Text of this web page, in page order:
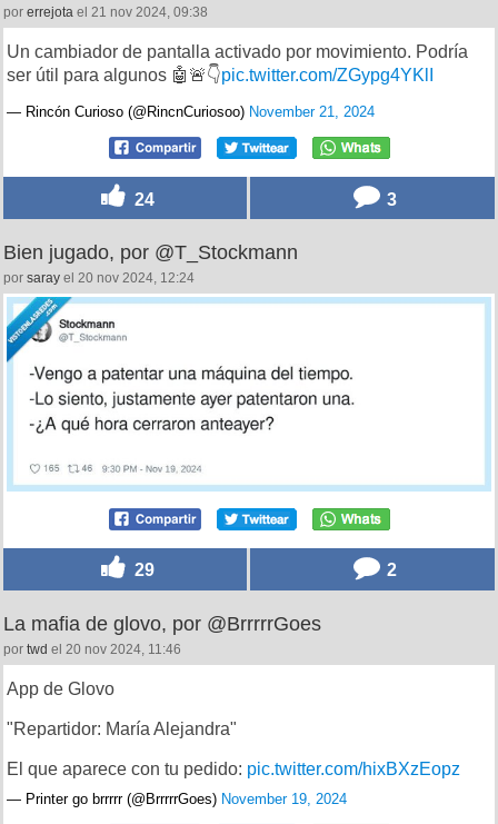
por errejota el 21 nov 2024, 09:38
Un cambiador de pantalla activado por movimiento. Podría
ser útil para algunos 🤖🚨👇pic.twitter.com/ZGypg4YKlI
— Rincón Curioso (@RincnCuriosoo) November 21, 2024
24 3
Bien jugado, por @T_Stockmann
por saray el 20 nov 2024, 12:24
29 2
La mafia de glovo, por @BrrrrrGoes
por twd el 20 nov 2024, 11:46
App de Glovo
"Repartidor: María Alejandra"
El que aparece con tu pedido: pic.twitter.com/hixBXzEopz
— Printer go brrrrr (@BrrrrrGoes) November 19, 2024